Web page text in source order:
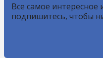
Все самое интересное
подпишитесь, чтобы